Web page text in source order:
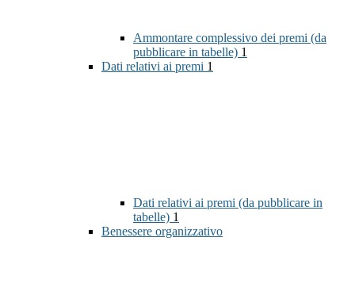
Ammontare complessivo dei premi (da
pubblicare in tabelle) 1
Dati relativi ai premi 1
Dati relativi ai premi (da pubblicare in
tabelle) 1
Benessere organizzativo